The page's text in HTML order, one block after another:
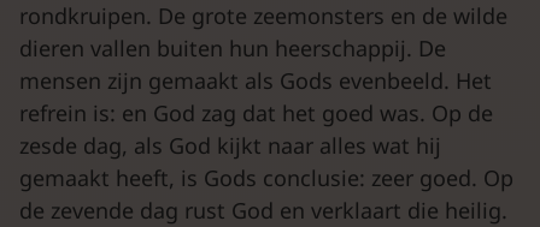
rondkruipen. De grote zeemonsters en de wilde
dieren vallen buiten hun heerschappij. De
mensen zijn gemaakt als Gods evenbeeld. Het
refrein is: en God zag dat het goed was. Op de
zesde dag, als God kijkt naar alles wat hij
gemaakt heeft, is Gods conclusie: zeer goed. Op
de zevende dag rust God en verklaart die heilig.